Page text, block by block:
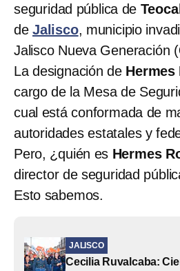
seguridad pública de
de Jalisco, municipio
Jalisco Nueva Generación (
La designación de Hermes
cargo de la Mesa de
cual está conformada de
autoridades estatales y
Pero, ¿quién es Hermes
director de seguridad
Esto sabemos.
JALISCO
Cecilia Ruvalcaba: